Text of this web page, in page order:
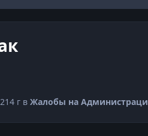
4 гв Жалобы на